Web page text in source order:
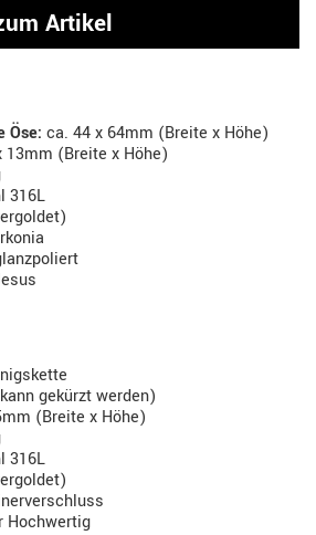
Artikel
Öse: ca. 44 x 64mm (Breite x Höhe)
13mm (Breite x Höhe)
316L
gekürzt werden)
(Breite x Höhe)
316L
Hochwertig